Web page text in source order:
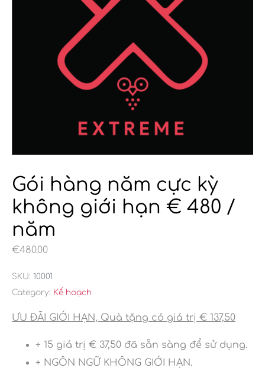
Gói hàng năm cực kỳ
không giới hạn € 480 /
năm
€480.00
SKU: 10001
Category: Kế hoạch
ƯU ĐÃI GIỚI HẠN, Quà tặng có giá trị € 137,50
+ 15 giá trị € 37,50 đã sẵn sàng để sử dụng.
+ NGÔN NGỮ KHÔNG GIỚI HẠN.